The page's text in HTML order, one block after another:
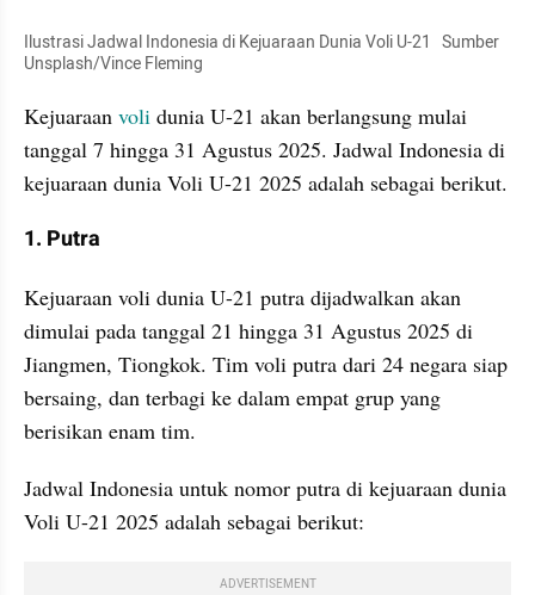
Ilustrasi Jadwal Indonesia di Kejuaraan Dunia Voli U-21   Sumber
Unsplash/Vince Fleming
Kejuaraan voli dunia U-21 akan berlangsung mulai
tanggal 7 hingga 31 Agustus 2025. Jadwal Indonesia di
1. Putra
Kejuaraan voli dunia U-21 putra dijadwalkan akan
dimulai pada tanggal 21 hingga 31 Agustus 2025 di
Jiangmen, Tiongkok. Tim voli putra dari 24 negara siap
bersaing, dan terbagi ke dalam empat grup yang
berisikan enam tim.
Jadwal Indonesia untuk nomor putra di kejuaraan dunia
Voli U-21 2025 adalah sebagai berikut:
ADVERTISEMENT